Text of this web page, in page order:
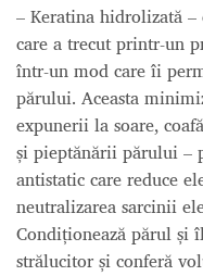
– Keratina hidrolizată
care a trecut printr-un
într-un mod care îi
părului. Aceasta
expunerii la soare,
și pieptănării părului –
antistatic care reduce
neutralizarea sarcinii
Condiționează părul și
strălucitor și conferă